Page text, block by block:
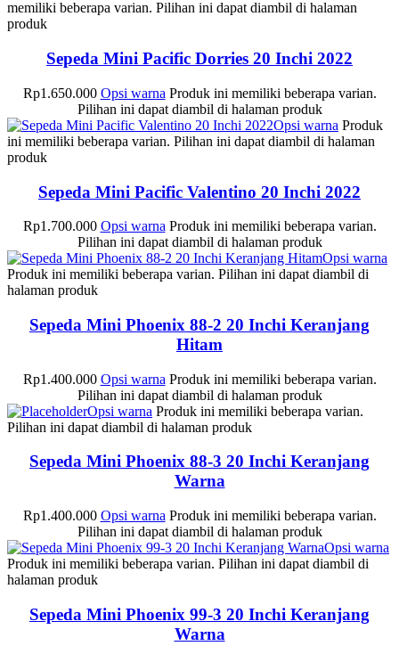
memiliki beberapa varian. Pilihan ini dapat diambil di halaman
produk
Sepeda Mini Pacific Dorries 20 Inchi 2022
Rp1.650.000 Opsi warna Produk ini memiliki beberapa varian.
Pilihan ini dapat diambil di halaman produk
Opsi warna Produk
ini memiliki beberapa varian. Pilihan ini dapat diambil di halaman
produk
Sepeda Mini Pacific Valentino 20 Inchi 2022
Rp1.700.000 Opsi warna Produk ini memiliki beberapa varian.
Pilihan ini dapat diambil di halaman produk
Opsi warna
Produk ini memiliki beberapa varian. Pilihan ini dapat diambil di
halaman produk
Sepeda Mini Phoenix 88-2 20 Inchi Keranjang
Hitam
Rp1.400.000 Opsi warna Produk ini memiliki beberapa varian.
Pilihan ini dapat diambil di halaman produk
Opsi warna Produk ini memiliki beberapa varian.
Pilihan ini dapat diambil di halaman produk
Sepeda Mini Phoenix 88-3 20 Inchi Keranjang
Warna
Rp1.400.000 Opsi warna Produk ini memiliki beberapa varian.
Pilihan ini dapat diambil di halaman produk
Opsi warna
Produk ini memiliki beberapa varian. Pilihan ini dapat diambil di
halaman produk
Sepeda Mini Phoenix 99-3 20 Inchi Keranjang
Warna